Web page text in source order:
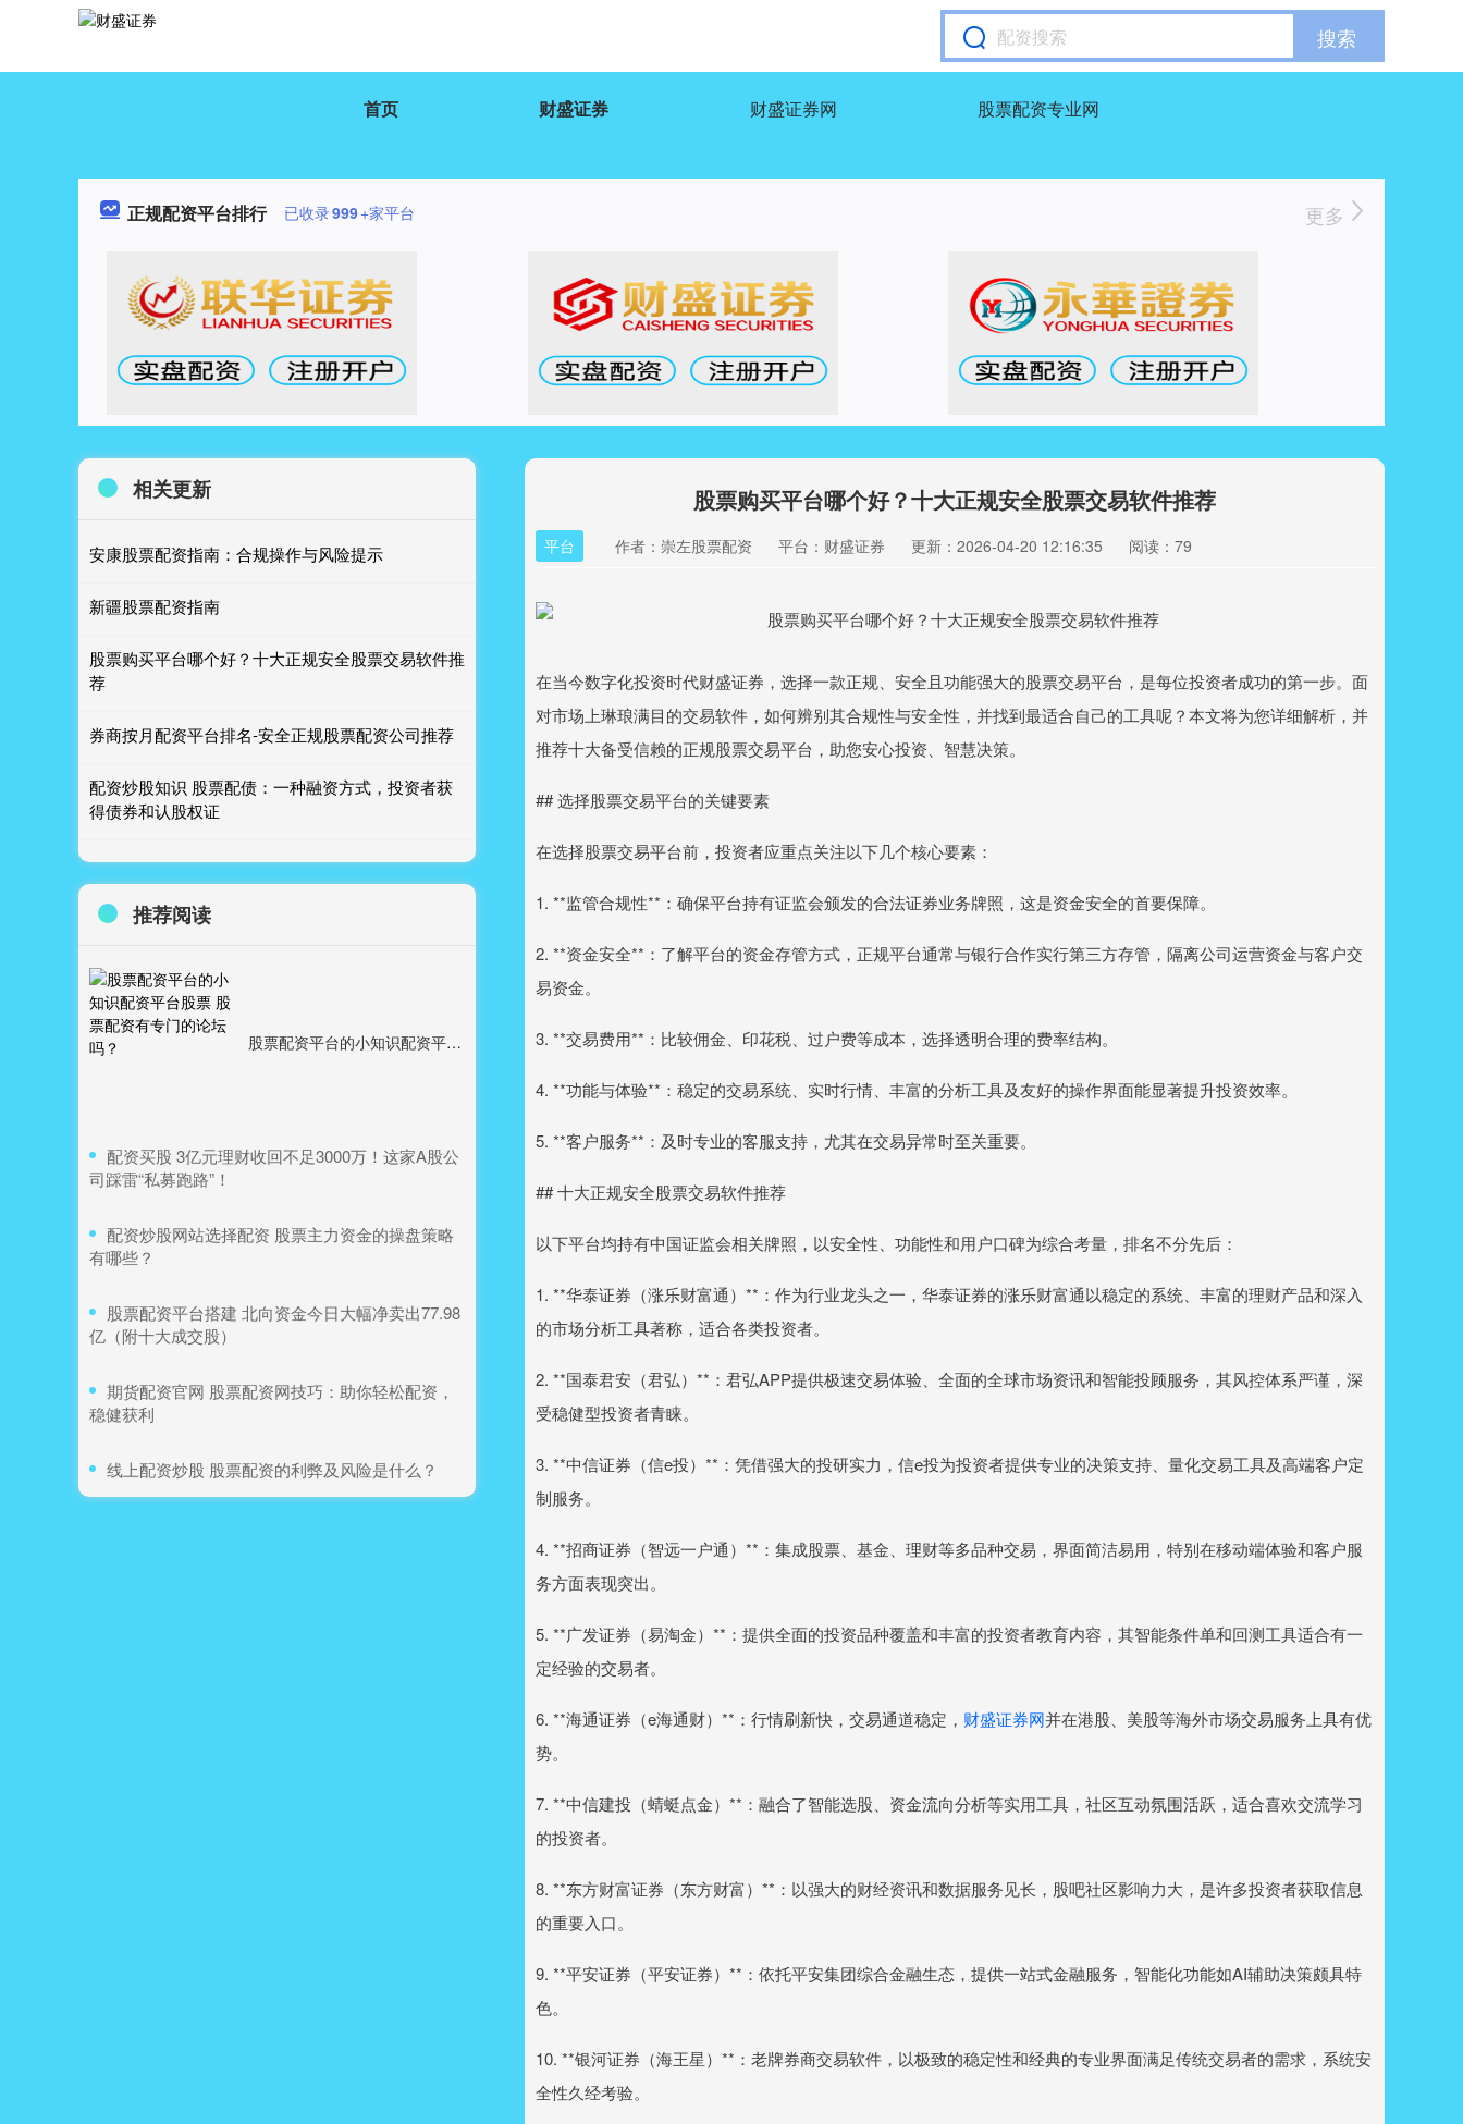
搜索
首页 财盛证券 财盛证券网 股票配资专业网
正规配资平台排行 已收录999+家平台 更多
股票购买平台哪个好？十大正规安全股票交易软件推荐
平台 作者：崇左股票配资 平台：财盛证券 更新：2026-04-20 12:16:35 阅读：79
在当今数字化投资时代财盛证券，选择一款正规、安全且功能强大的股票交易平台，是每位投资者成功的第一步。面
对市场上琳琅满目的交易软件，如何辨别其合规性与安全性，并找到最适合自己的工具呢？本文将为您详细解析，并
推荐十大备受信赖的正规股票交易平台，助您安心投资、智慧决策。
## 选择股票交易平台的关键要素
在选择股票交易平台前，投资者应重点关注以下几个核心要素：
1. **监管合规性**：确保平台持有证监会颁发的合法证券业务牌照，这是资金安全的首要保障。
2. **资金安全**：了解平台的资金存管方式，正规平台通常与银行合作实行第三方存管，隔离公司运营资金与客户交
易资金。
3. **交易费用**：比较佣金、印花税、过户费等成本，选择透明合理的费率结构。
4. **功能与体验**：稳定的交易系统、实时行情、丰富的分析工具及友好的操作界面能显著提升投资效率。
5. **客户服务**：及时专业的客服支持，尤其在交易异常时至关重要。
## 十大正规安全股票交易软件推荐
以下平台均持有中国证监会相关牌照，以安全性、功能性和用户口碑为综合考量，排名不分先后：
1. **华泰证券（涨乐财富通）**：作为行业龙头之一，华泰证券的涨乐财富通以稳定的系统、丰富的理财产品和深入
的市场分析工具著称，适合各类投资者。
2. **国泰君安（君弘）**：君弘APP提供极速交易体验、全面的全球市场资讯和智能投顾服务，其风控体系严谨，深
受稳健型投资者青睐。
3. **中信证券（信e投）**：凭借强大的投研实力，信e投为投资者提供专业的决策支持、量化交易工具及高端客户定
制服务。
4. **招商证券（智远一户通）**：集成股票、基金、理财等多品种交易，界面简洁易用，特别在移动端体验和客户服
务方面表现突出。
5. **广发证券（易淘金）**：提供全面的投资品种覆盖和丰富的投资者教育内容，其智能条件单和回测工具适合有一
定经验的交易者。
6. **海通证券（e海通财）**：行情刷新快，交易通道稳定， 财盛证券网并在港股、美股等海外市场交易服务上具有优
势。
7. **中信建投（蜻蜓点金）**：融合了智能选股、资金流向分析等实用工具，社区互动氛围活跃，适合喜欢交流学习
的投资者。
8. **东方财富证券（东方财富）**：以强大的财经资讯和数据服务见长，股吧社区影响力大，是许多投资者获取信息
的重要入口。
9. **平安证券（平安证券）**：依托平安集团综合金融生态，提供一站式金融服务，智能化功能如AI辅助决策颇具特
色。
10. **银河证券（海王星）**：老牌券商交易软件，以极致的稳定性和经典的专业界面满足传统交易者的需求，系统安
全性久经考验。
相关更新
安康股票配资指南：合规操作与风险提示
新疆股票配资指南
股票购买平台哪个好？十大正规安全股票交易软件推
荐
券商按月配资平台排名-安全正规股票配资公司推荐
配资炒股知识 股票配债：一种融资方式，投资者获
得债券和认股权证
推荐阅读
股票配资平台的小知识配资平台股票 股票配资有专门的论坛吗？
​配资买股 3亿元理财收回不足3000万！这家A股公
司踩雷“私募跑路”！
​配资炒股网站选择配资 股票主力资金的操盘策略
有哪些？
​股票配资平台搭建 北向资金今日大幅净卖出77.98
亿（附十大成交股）
​期货配资官网 股票配资网技巧：助你轻松配资，
稳健获利
​线上配资炒股 股票配资的利弊及风险是什么？